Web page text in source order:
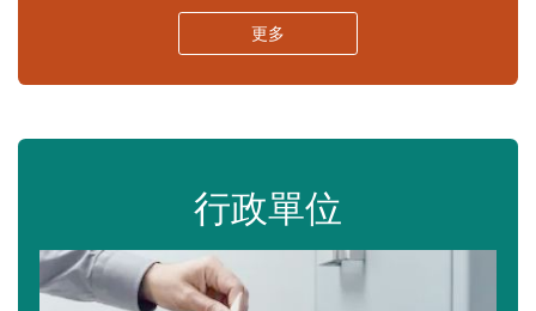
更多
行政單位